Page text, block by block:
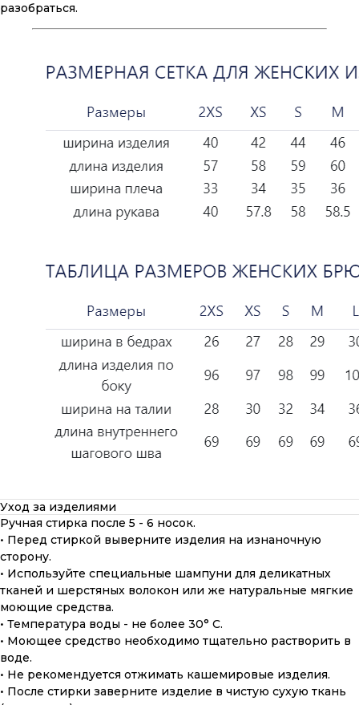
разобраться.
Уход за изделиями
Ручная стирка после 5 - 6 носок.
• Перед стиркой выверните изделия на изнаночную
сторону.
• Используйте специальные шампуни для деликатных
тканей и шерстяных волокон или же натуральные мягкие
моющие средства.
• Температура воды - не более 30° С.
• Моющее средство необходимо тщательно растворить в
воде.
• Не рекомендуется отжимать кашемировые изделия.
• После стирки заверните изделие в чистую сухую ткань